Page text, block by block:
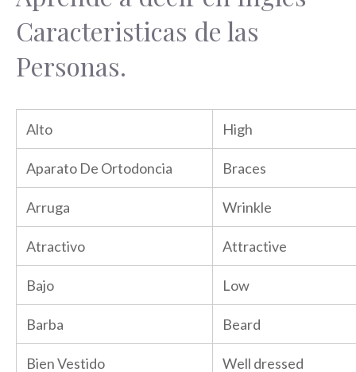
Caracteristicas de las
Personas.
Alto High
Aparato De Ortodoncia Braces
Arruga Wrinkle
Atractivo Attractive
Bajo Low
Barba Beard
Bien Vestido Well dressed